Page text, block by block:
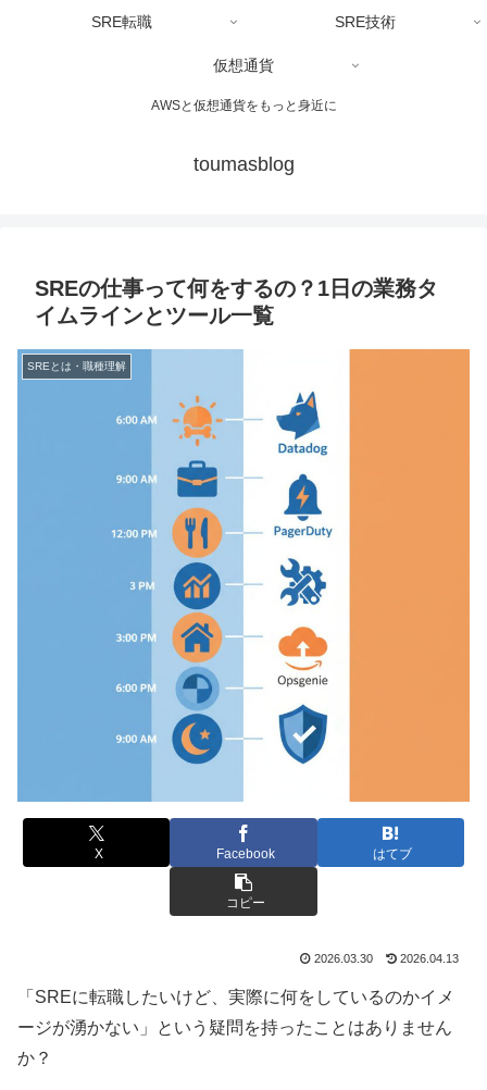
AWSと仮想通貨をもっと身近に
toumasblog
SRE転職 SRE技術
仮想通貨
SREの仕事って何をするの？1日の業務タ
イムラインとツール一覧
SREとは・職種理解
X Facebook はてブ
コピー
2026.03.30 2026.04.13
「SREに転職したいけど、実際に何をしているのかイメ
ージが湧かない」という疑問を持ったことはありません
か？